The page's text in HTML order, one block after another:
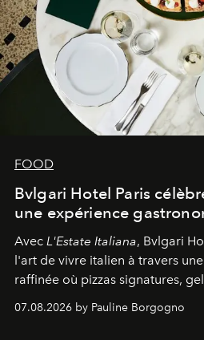
FOOD
Bvlgari Hotel Paris
une expérience
Avec L'Estate Italiana, Bvlgari
l'art de vivre italien à travers
raffinée où pizzas signatures,
07.08.2026 by Pauline Borgogno